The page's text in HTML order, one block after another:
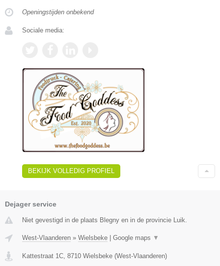
Openingstijden onbekend
Sociale media:
BEKIJK VOLLEDIG PROFIEL
Dejager service
Niet gevestigd in de plaats Blegny en in de provincie Luik.
West-Vlaanderen » Wielsbeke | Google maps ▼
Kattestraat 1C 8710 Wielsbeke (West-Vlaanderen)